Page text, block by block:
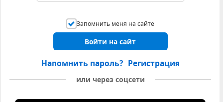
Запомнить меня на сайте
Войти на сайт
Напомнить пароль? Регистрация
или через соцсети